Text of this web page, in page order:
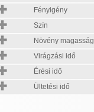
Fényigény
Szín
Növény magasság
Virágzási idő
Érési idő
Ültetési idő